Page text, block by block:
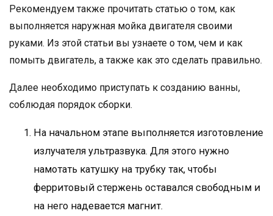
Рекомендуем также прочитать статью о том, как
выполняется наружная мойка двигателя своими
руками. Из этой статьи вы узнаете о том, чем и как
помыть двигатель, а также как это сделать правильно.
Далее необходимо приступать к созданию ванны,
соблюдая порядок сборки.
На начальном этапе выполняется изготовление
излучателя ультразвука. Для этого нужно
намотать катушку на трубку так, чтобы
ферритовый стержень оставался свободным и
на него надевается магнит.